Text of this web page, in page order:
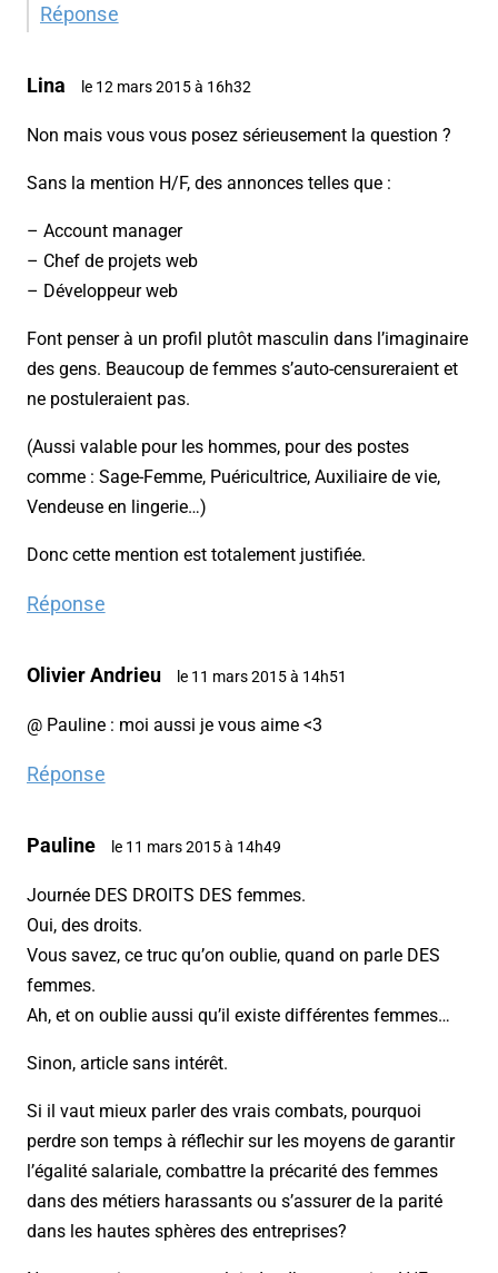
Réponse
Lina le 12 mars 2015 à 16h32
Non mais vous vous posez sérieusement la question ?
Sans la mention H/F, des annonces telles que :
– Account manager
– Chef de projets web
– Développeur web
Font penser à un profil plutôt masculin dans l’imaginaire
des gens. Beaucoup de femmes s’auto-censureraient et
ne postuleraient pas.
(Aussi valable pour les hommes, pour des postes
comme : Sage-Femme, Puéricultrice, Auxiliaire de vie,
Vendeuse en lingerie…)
Donc cette mention est totalement justifiée.
Réponse
Olivier Andrieu le 11 mars 2015 à 14h51
@ Pauline : moi aussi je vous aime <3
Réponse
Pauline le 11 mars 2015 à 14h49
Journée DES DROITS DES femmes.
Oui, des droits.
Vous savez, ce truc qu’on oublie, quand on parle DES
femmes.
Ah, et on oublie aussi qu’il existe différentes femmes…
Sinon, article sans intérêt.
Si il vaut mieux parler des vrais combats, pourquoi
perdre son temps à réflechir sur les moyens de garantir
l’égalité salariale, combattre la précarité des femmes
dans des métiers harassants ou s’assurer de la parité
dans les hautes sphères des entreprises?